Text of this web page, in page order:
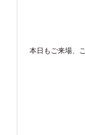
本日もご来場、